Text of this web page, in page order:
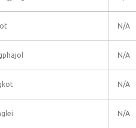
N/A
N/A
N/A
N/A